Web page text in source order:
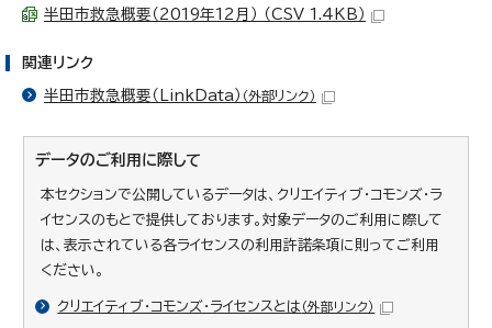
半田市救急概要（2019年12月） （CSV 1.4KB）
関連リンク
半田市救急概要（LinkData） （外部リンク）
データのご利用に際して
本セクションで公開しているデータは、クリエイティブ・コモンズ・ラ
イセンスのもとで提供しております。対象データのご利用に際して
は、表示されている各ライセンスの利用許諾条項に則ってご利用
ください。
クリエイティブ・コモンズ・ライセンスとは （外部リンク）